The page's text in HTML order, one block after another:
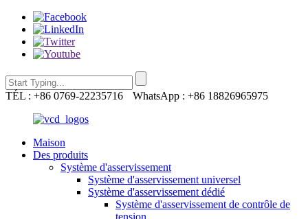
TÉL : +86 0769-22235716 WhatsApp : +86 18826965975
Maison
Des produits
Système d'asservissement
Système d'asservissement universel
Système d'asservissement dédié
Système d'asservissement de contrôle de
tension